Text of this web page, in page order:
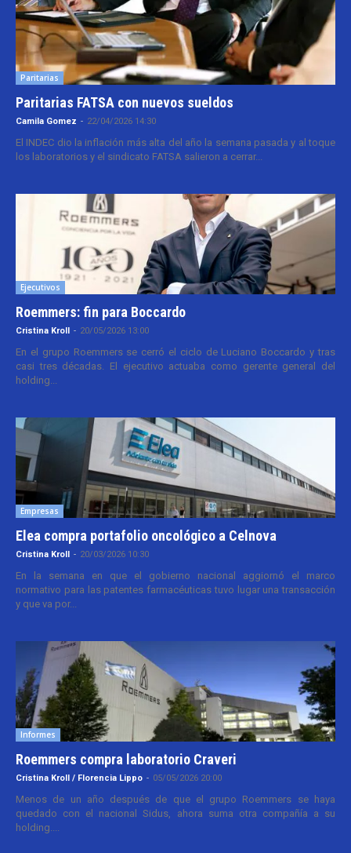
Paritarias
Paritarias FATSA con nuevos sueldos
Camila Gomez - 22/04/2026 14:30
El INDEC dio la inflación más alta del año la semana pasada y al toque
los laboratorios y el sindicato FATSA salieron a cerrar...
Ejecutivos
Roemmers: fin para Boccardo
Cristina Kroll - 20/05/2026 13:00
En el grupo Roemmers se cerró el ciclo de Luciano Boccardo y tras
casi tres décadas. El ejecutivo actuaba como gerente general del
holding...
Empresas
Elea compra portafolio oncológico a Celnova
Cristina Kroll - 20/03/2026 10:30
En la semana en que el gobierno nacional aggiornó el marco
normativo para las patentes farmacéuticas tuvo lugar una transacción
y que va por...
Informes
Roemmers compra laboratorio Craveri
Cristina Kroll / Florencia Lippo - 05/05/2026 20:00
Menos de un año después de que el grupo Roemmers se haya
quedado con el nacional Sidus, ahora suma otra compañía a su
holding....